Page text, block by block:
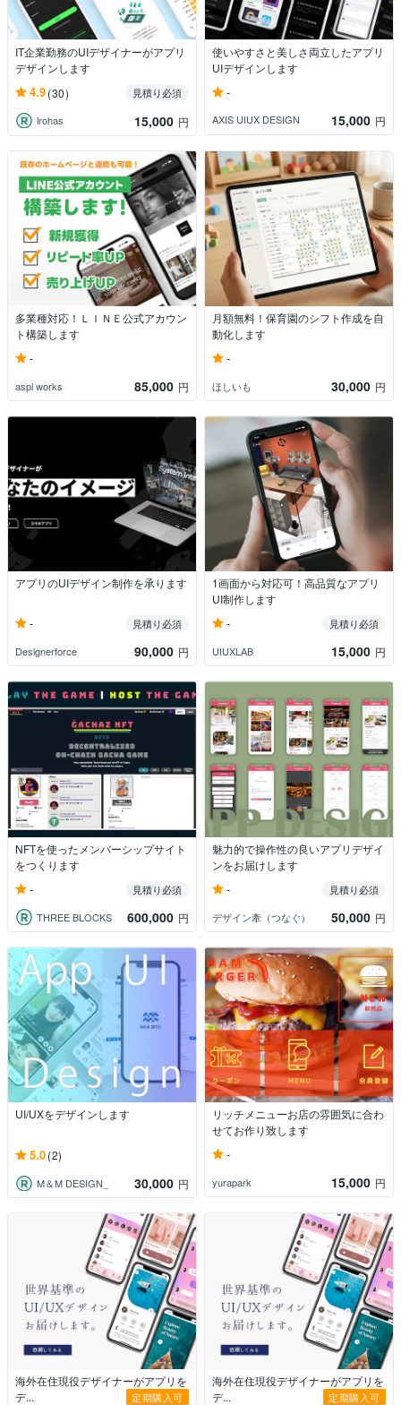
IT企業勤務のUIデザイナーがアプリ
デザインします
4.9(30)
見積り必須
lrohas
15,000 円
使いやすさと美しさ両立したアプリ
UIデザインします
-
AXIS UIUX DESIGN 15,000 円
多業種対応！ＬＩＮＥ公式アカウン
ト構築します
-
aspl works 85,000 円
月額無料！保育園のシフト作成を自
動化します
-
ほしいも 30,000 円
アプリのUIデザイン制作を承ります
-
見積り必須
Designerforce
90,000 円
1画面から対応可！高品質なアプリ
UI制作します
-
見積り必須
UIUXLAB
15,000 円
NFTを使ったメンバーシップサイト
をつくります
-
見積り必須
THREE BLOCKS
600,000 円
魅力的で操作性の良いアプリデザイ
ンをお届けします
-
見積り必須
デザイン牽（つなぐ）
50,000 円
UI/UXをデザインします
5.0(2)
M＆M DESIGN_ 30,000 円
リッチメニューお店の雰囲気に合わ
せてお作り致します
-
yurapark 15,000 円
海外在住現役デザイナーがアプリを
デ...
定期購入可
海外在住現役デザイナーがアプリを
デ...
定期購入可